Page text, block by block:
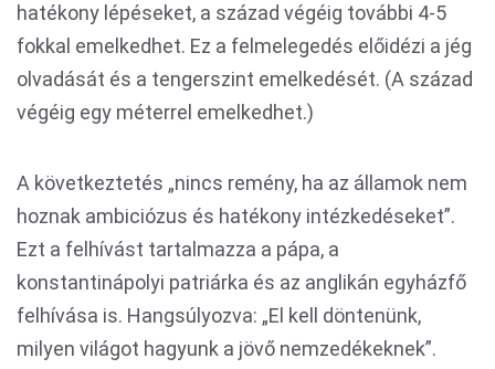
hatékony lépéseket, a század végéig további 4-5
fokkal emelkedhet. Ez a felmelegedés előidézi a jég
olvadását és a tengerszint emelkedését. (A század
végéig egy méterrel emelkedhet.)
A következtetés „nincs remény, ha az államok nem
hoznak ambiciózus és hatékony intézkedéseket”.
Ezt a felhívást tartalmazza a pápa, a
konstantinápolyi patriárka és az anglikán egyházfő
felhívása is. Hangsúlyozva: „El kell döntenünk,
milyen világot hagyunk a jövő nemzedékeknek”.